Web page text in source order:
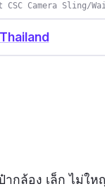
Camera Sling/
ากล้อง เล็ก ไม่